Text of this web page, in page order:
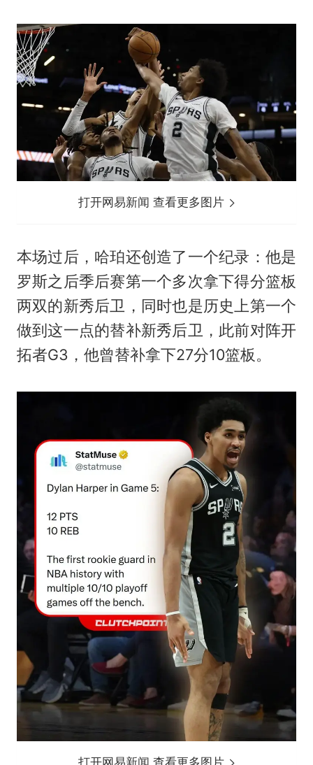
打开网易新闻 查看更多图片
本场过后，哈珀还创造了一个纪录：他是
罗斯之后季后赛第一个多次拿下得分篮板
两双的新秀后卫，同时也是历史上第一个
做到这一点的替补新秀后卫，此前对阵开
拓者G3，他曾替补拿下27分10篮板。
打开网易新闻 查看更多图片